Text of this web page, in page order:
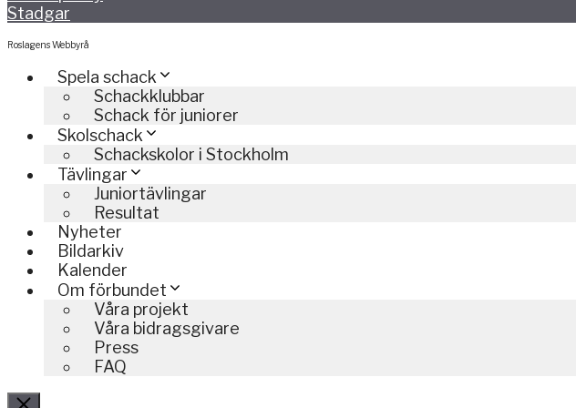
Stadgar
Roslagens Webbyrå
Spela schack
Schackklubbar
Schack för juniorer
Skolschack
Schackskolor i Stockholm
Tävlingar
Juniortävlingar
Resultat
Nyheter
Bildarkiv
Kalender
Om förbundet
Våra projekt
Våra bidragsgivare
Press
FAQ